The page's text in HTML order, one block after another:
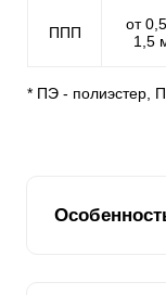
ППП
от
1,5
* ПЭ - полиэстер,